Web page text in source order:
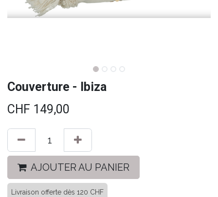
Couverture - Ibiza
CHF 149,00
AJOUTER AU PANIER
Livraison offerte dès 120 CHF